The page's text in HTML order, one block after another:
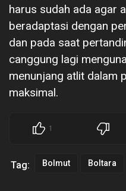
harus sudah ada agar
beradaptasi dengan
dan pada saat
canggung lagi
menunjang atlit dalam
maksimal.
1
Tag: Bolmut Boltara